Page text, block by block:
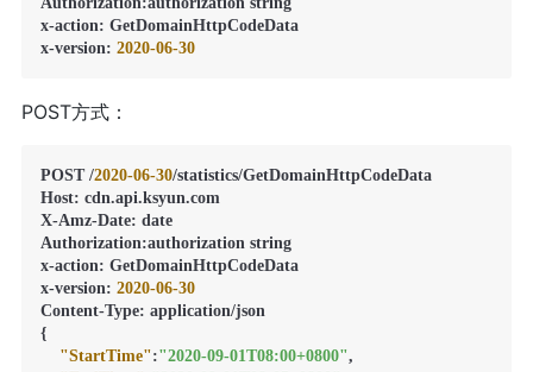
x-action: GetDomainHttpCodeData
x-version: 2020-06-30
POST方式：
POST /2020-06-30/statistics/GetDomainHttpCodeData
Host: cdn.api.ksyun.com
X-Amz-Date: date
Authorization:authorization string
x-action: GetDomainHttpCodeData
x-version: 2020-06-30
Content-Type:
{
"StartTime":"2020-09-01T08:00+0800",